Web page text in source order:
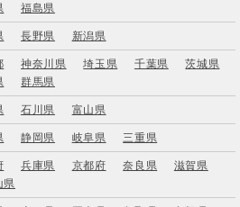
福島県
長野県 新潟県
神奈川県 埼玉県 千葉県
茨城県
群馬県
石川県 富山県
静岡県 岐阜県 三重県
兵庫県 京都府 奈良県
滋賀県
県